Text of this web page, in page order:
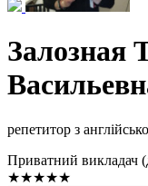
Залозная
репетитор з
Приватний викладач
★★★★★